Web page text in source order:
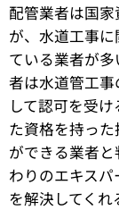
配管業者は国
が、水道工事
ている業者が
者は水道管工
して認可を受
た資格を持っ
ができる業者
わりのエキス
を解決してくれ